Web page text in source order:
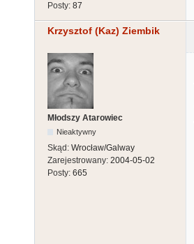
Posty: 87
Krzysztof (Kaz) Ziembik
Młodszy Atarowiec
Nieaktywny
Skąd: Wrocław/Galway
Zarejestrowany: 2004-05-02
Posty: 665